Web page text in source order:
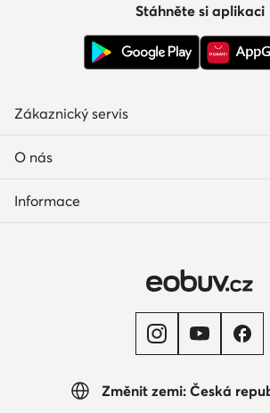
Změnit zemi: Česká
Stáhněte si aplikaci
Zákaznický servis
O nás
Informace